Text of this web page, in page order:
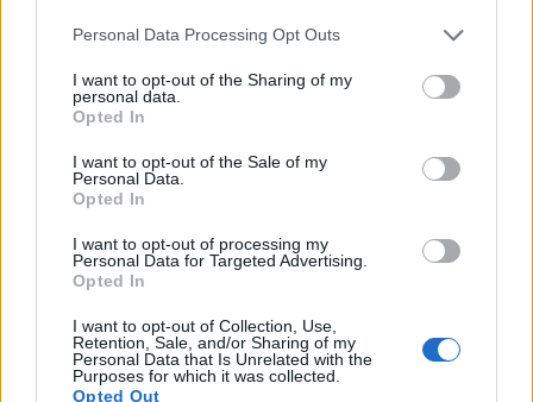
Personal Data Processing Opt Outs
I want to opt-out of the Sharing of my
personal data.
Opted In
I want to opt-out of the Sale of my
Personal Data.
Opted In
I want to opt-out of processing my
Personal Data for Targeted Advertising.
Opted In
I want to opt-out of Collection, Use,
Retention, Sale, and/or Sharing of my
Personal Data that Is Unrelated with the
Purposes for which it was collected.
Opted Out
nádobí a další vybavení. Třeba na svatební hostinu nebo rodinnou
Děti nepotřebují tablet, aby rozuměly digitálnímu
6.5.2026 | PRAHA (Ekolist.cz )
Diskuse: 2
Mezinárodní den lesních
mateřských škol
, který se
otevřel otázku, kde u malých dětí skutečně vznikají základy
digitálních kompetencí. Ty jsou nově součástí Rámcového
vzdělávacího programu pro předškolní vzdělávání. Podle
odborníků se ale nerozvíjejí primárně při práci s technologiemi.